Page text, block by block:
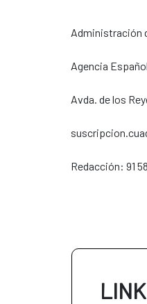
Administración
Agencia
Avda. de los
Redacción: 91